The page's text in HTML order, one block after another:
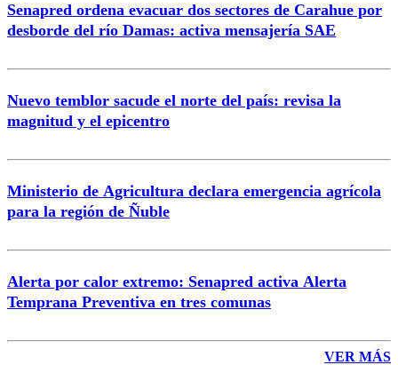
Senapred ordena evacuar dos sectores de Carahue por
desborde del río Damas: activa mensajería SAE
Nuevo temblor sacude el norte del país: revisa la
magnitud y el epicentro
Ministerio de Agricultura declara emergencia agrícola
para la región de Ñuble
Alerta por calor extremo: Senapred activa Alerta
Temprana Preventiva en tres comunas
VER MÁS